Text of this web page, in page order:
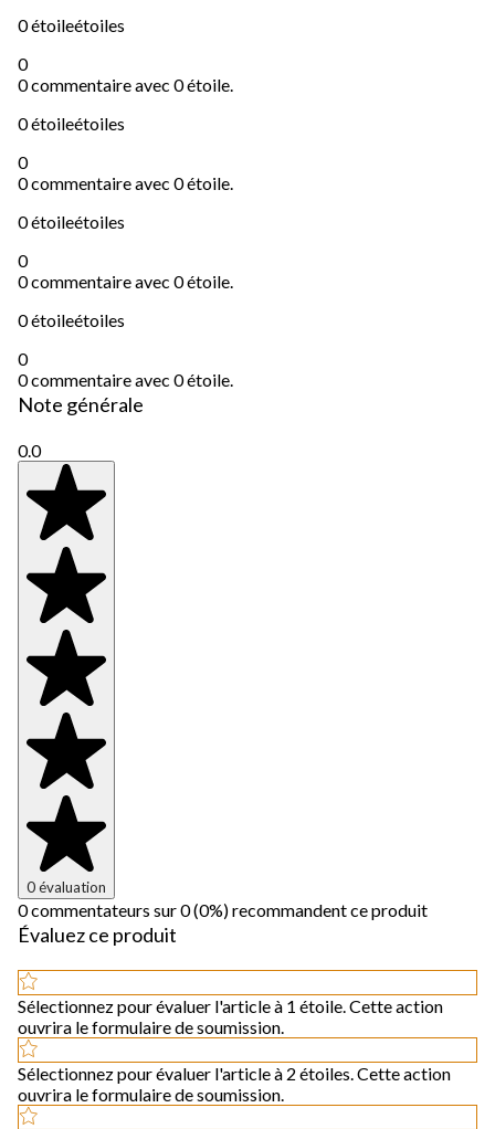
0 étoileétoiles
0
0 commentaire avec 0 étoile.
0 étoileétoiles
0
0 commentaire avec 0 étoile.
0 étoileétoiles
0
0 commentaire avec 0 étoile.
0 étoileétoiles
0
0 commentaire avec 0 étoile.
Note générale
0.0
0 évaluation
0 commentateurs sur 0 (0%) recommandent ce produit
Évaluez ce produit
Sélectionnez pour évaluer l'article à 1 étoile. Cette action
ouvrira le formulaire de soumission.
Sélectionnez pour évaluer l'article à 2 étoiles. Cette action
ouvrira le formulaire de soumission.